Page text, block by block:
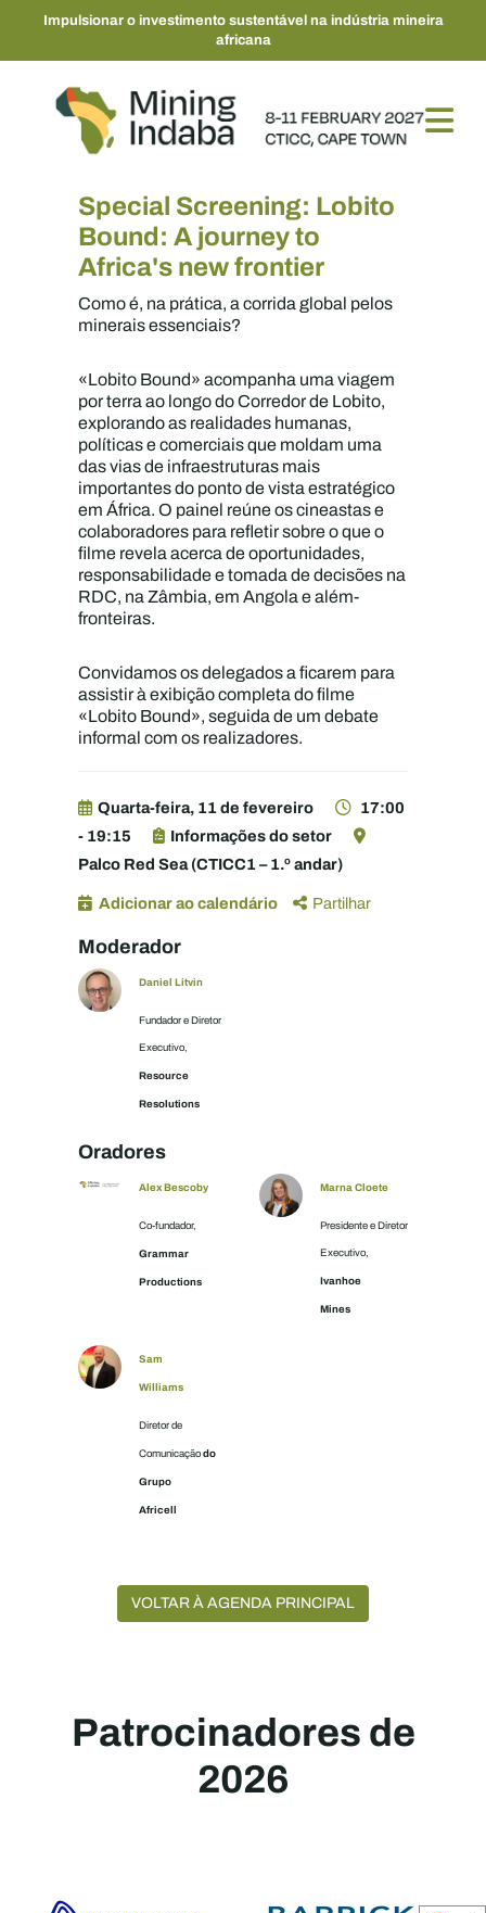
Impulsionar o investimento sustentável na indústria mineira
africana
Special Screening: Lobito
Bound: A journey to
Africa's new frontier
Como é, na prática, a corrida global pelos
minerais essenciais?
«Lobito Bound» acompanha uma viagem
por terra ao longo do Corredor de Lobito,
explorando as realidades humanas,
políticas e comerciais que moldam uma
das vias de infraestruturas mais
importantes do ponto de vista estratégico
em África. O painel reúne os cineastas e
colaboradores para refletir sobre o que o
filme revela acerca de oportunidades,
responsabilidade e tomada de decisões na
RDC, na Zâmbia, em Angola e além-
fronteiras.
Convidamos os delegados a ficarem para
assistir à exibição completa do filme
«Lobito Bound», seguida de um debate
informal com os realizadores.
Quarta-feira, 11 de fevereiro
17:00
- 19:15
Informações do setor
Palco Red Sea (CTICC1 – 1.º andar)
Adicionar ao calendário
Partilhar
Moderador
Daniel Litvin
Fundador e Diretor
Executivo,
Resource
Resolutions
Oradores
Alex Bescoby
Co-fundador,
Grammar
Productions
Marna Cloete
Presidente e Diretor
Executivo,
Ivanhoe
Mines
Sam
Williams
Diretor de
Comunicaçãodo
Grupo
Africell
VOLTAR À AGENDA PRINCIPAL
Patrocinadores de
2026